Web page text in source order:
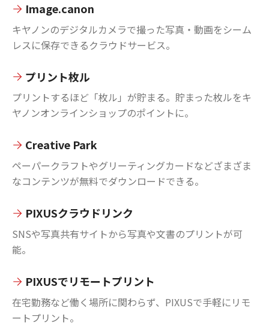
Image.canon
キヤノンのデジタルカメラで撮った写真・動画をシーム
レスに保存できるクラウドサービス。
プリント枚ル
プリントするほど「枚ル」が貯まる。貯まった枚ルをキ
ヤノンオンラインショップのポイントに。
Creative Park
ペーパークラフトやグリーティングカードなどざまざま
なコンテンツが無料でダウンロードできる。
PIXUSクラウドリンク
SNSや写真共有サイトから写真や文書のプリントが可
能。
PIXUSでリモートプリント
在宅勤務など働く場所に関わらず、PIXUSで手軽にリモ
ートプリント。